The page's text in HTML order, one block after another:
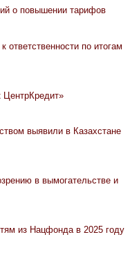
о повышении тарифов
по итогам
ЦентрКредит»
выявили в Казахстане
в вымогательстве и
из Нацфонда в 2025 году